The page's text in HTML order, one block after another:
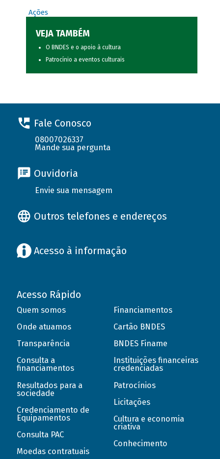
Ações
VEJA TAMBÉM
O BNDES e o apoio à cultura
Patrocínio a eventos culturais
Fale Conosco
08007026337
Mande sua pergunta
Ouvidoria
Envie sua mensagem
Outros telefones e endereços
Acesso à informação
Acesso Rápido
Quem somos
Onde atuamos
Transparência
Consulta a
financiamentos
Resultados para a
sociedade
Credenciamento de
Equipamentos
Consulta PAC
Moedas contratuais
Financiamentos
Cartão BNDES
BNDES Finame
Instituições financeiras
credenciadas
Patrocínios
Licitações
Cultura e economia
criativa
Conhecimento